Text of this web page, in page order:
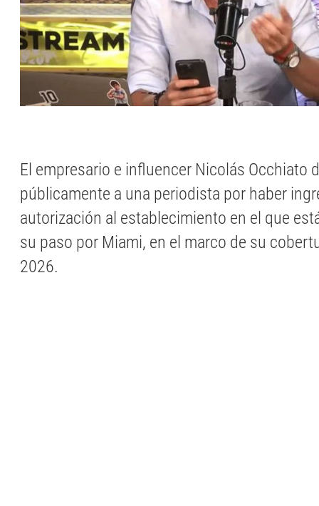
El empresario e influencer Nicolás Occhiato
públicamente a una periodista por haber
autorización al establecimiento en el que
su paso por Miami, en el marco de su
2026.